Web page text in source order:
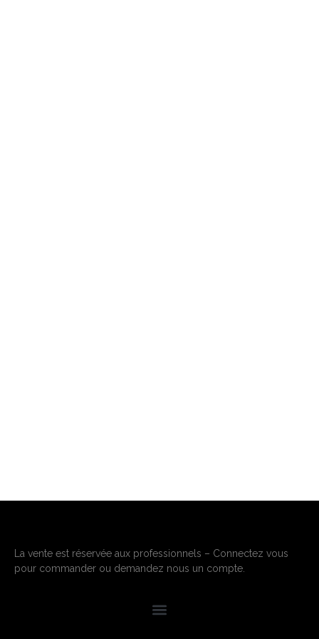
La vente est réservée aux professionnels – Connectez vous
pour commander ou demandez nous un compte.